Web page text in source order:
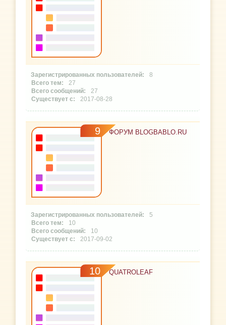
8
27
27
2017-08-28
9 ФОРУМ BLOGBABLO.RU
5
10
10
2017-09-02
10 QUATROLEAF